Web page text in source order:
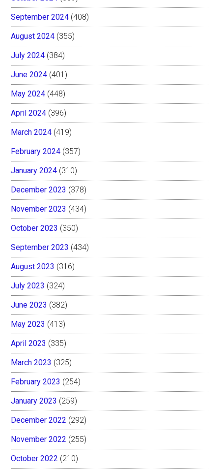
September 2024 (408)
August 2024 (355)
July 2024 (384)
June 2024 (401)
May 2024 (448)
April 2024 (396)
March 2024 (419)
February 2024 (357)
January 2024 (310)
December 2023 (378)
November 2023 (434)
October 2023 (350)
September 2023 (434)
August 2023 (316)
July 2023 (324)
June 2023 (382)
May 2023 (413)
April 2023 (335)
March 2023 (325)
February 2023 (254)
January 2023 (259)
December 2022 (292)
November 2022 (255)
October 2022 (210)